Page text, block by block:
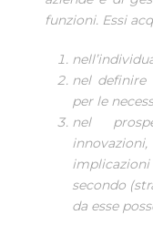
funzioni. Essi
nel definire
per le
nel
secondo
da esse